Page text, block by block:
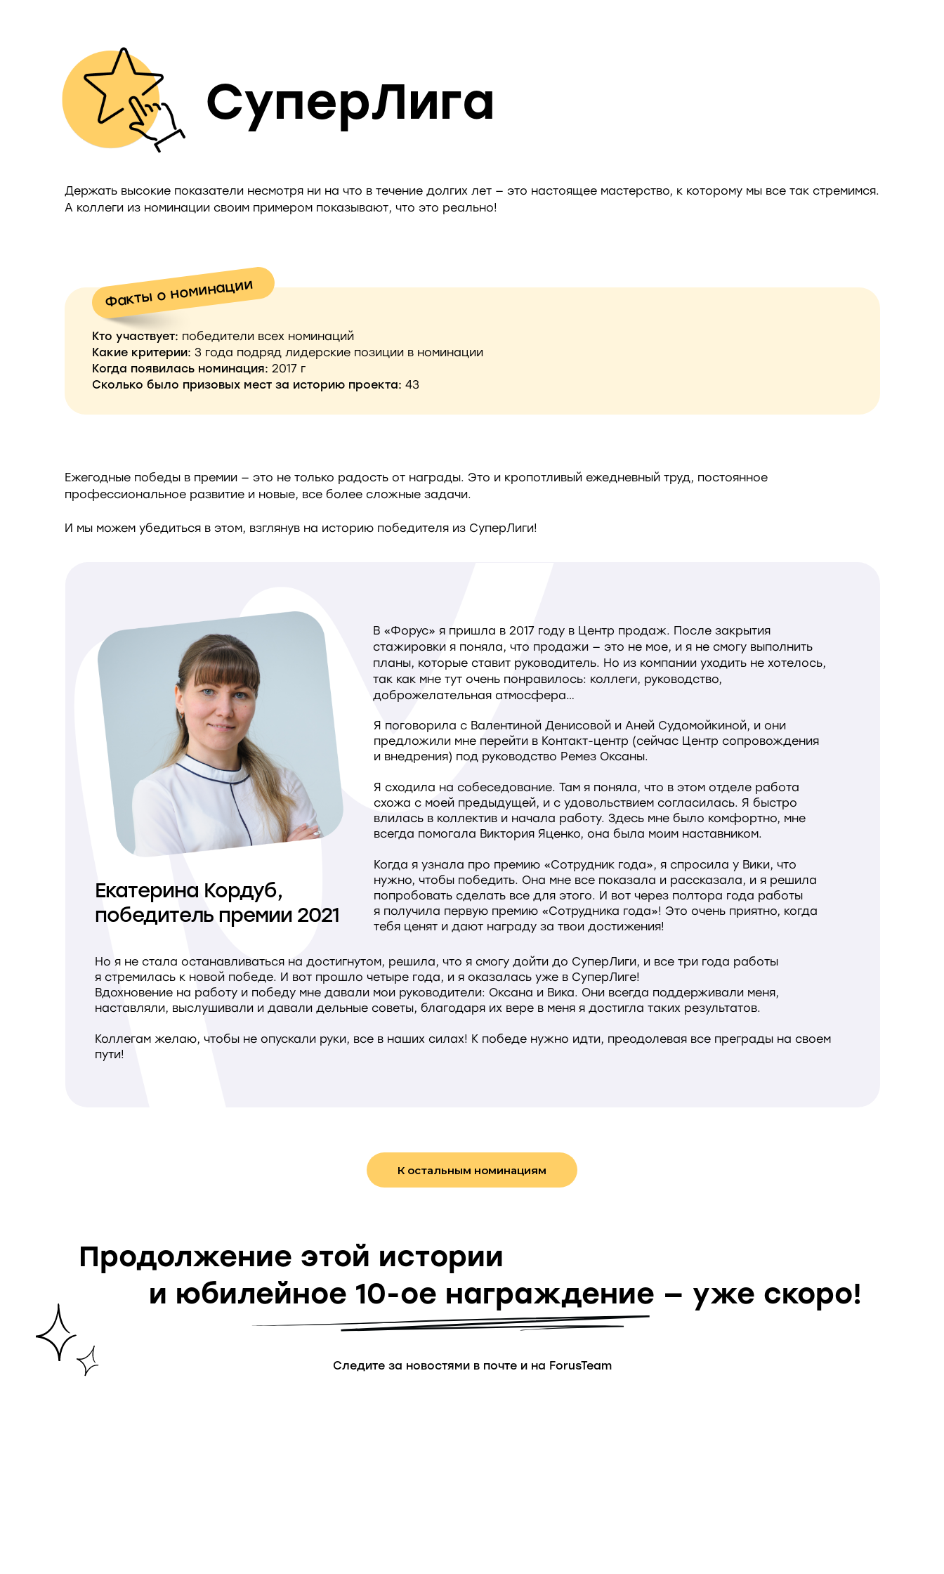
СуперЛига
Держать высокие показатели несмотря ни на что в течение долгих лет — это настоящее мастерство, к которому мы все так стремимся.
А коллеги из номинации своим примером показывают, что это реально!
Кто участвует: победители всех номинаций
Какие критерии: 3 года подряд лидерские позиции в номинации
Когда появилась номинация: 2017 г
Сколько было призовых мест за историю проекта: 43
Факты о номинации
Ежегодные победы в премии — это не только радость от награды. Это и кропотливый ежедневный труд, постоянное
профессиональное развитие и новые, все более сложные задачи.
И мы можем убедиться в этом, взглянув на историю победителя из СуперЛиги!
В «Форус» я пришла в 2017 году в Центр продаж. После закрытия
стажировки я поняла, что продажи — это не мое, и я не смогу выполнить
планы, которые ставит руководитель. Но из компании уходить не хотелось,
так как мне тут очень понравилось: коллеги, руководство,
доброжелательная атмосфера…
Я поговорила с Валентиной Денисовой и Аней Судомойкиной, и они
предложили мне перейти в Контакт-центр (сейчас Центр сопровождения
и внедрения) под руководство Ремез Оксаны.
Я сходила на собеседование. Там я поняла, что в этом отделе работа
схожа с моей предыдущей, и с удовольствием согласилась. Я быстро
влилась в коллектив и начала работу. Здесь мне было комфортно, мне
всегда помогала Виктория Яценко, она была моим наставником.
Когда я узнала про премию «Сотрудник года», я спросила у Вики, что
нужно, чтобы победить. Она мне все показала и рассказала, и я решила
попробовать сделать все для этого. И вот через полтора года работы
я получила первую премию «Сотрудника года»! Это очень приятно, когда
тебя ценят и дают награду за твои достижения!
Екатерина Кордуб,
победитель премии 2021
Но я не стала останавливаться на достигнутом, решила, что я смогу дойти до СуперЛиги, и все три года работы
я стремилась к новой победе. И вот прошло четыре года, и я оказалась уже в СуперЛиге!
Вдохновение на работу и победу мне давали мои руководители: Оксана и Вика. Они всегда поддерживали меня,
наставляли, выслушивали и давали дельные советы, благодаря их вере в меня я достигла таких результатов.
Коллегам желаю, чтобы не опускали руки, все в наших силах! К победе нужно идти, преодолевая все преграды на своем
пути!
К остальным номинациям
Продолжение этой истории
и юбилейное 10-ое награждение — уже скоро!
Следите за новостями в почте и на ForusTeam